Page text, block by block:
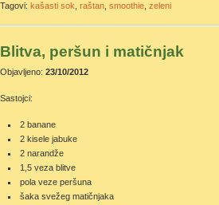
Tagovi: kašasti sok raštan smoothie zeleni
Blitva, peršun i matičnjak
Objavljeno: 23/10/2012
Sastojci:
2 banane
2 kisele jabuke
2 narandže
1,5 veza blitve
pola veze peršuna
šaka svežeg matičnjaka